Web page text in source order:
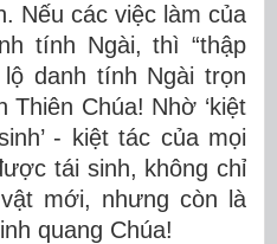
Nếu các việc làm của
tính Ngài, thì “thập
lộ danh tính Ngài trọn
Thiên Chúa! Nhờ ‘kiệt
- kiệt tác của mọi
tái sinh, không chỉ
mới, nhưng còn là
quang Chúa!